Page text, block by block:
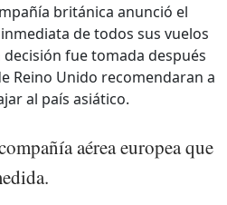
británica anunció el
de todos sus vuelos
fue tomada después
Reino Unido recomendaran a
al país asiático.
aérea europea que